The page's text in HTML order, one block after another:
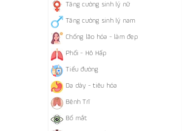
Tăng cường sinh lý nữ
Tăng cường sinh lý nam
Chống lão hóa - làm đẹp
Phổi - Hô Hấp
Tiểu đường
Dạ dày - tiêu hóa
Bệnh Trĩ
Bổ mắt